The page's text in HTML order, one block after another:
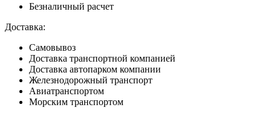
Безналичный расчет
Доставка:
Самовывоз
Доставка транспортной компанией
Доставка автопарком компании
Железнодорожный транспорт
Авиатранспортом
Морским транспортом